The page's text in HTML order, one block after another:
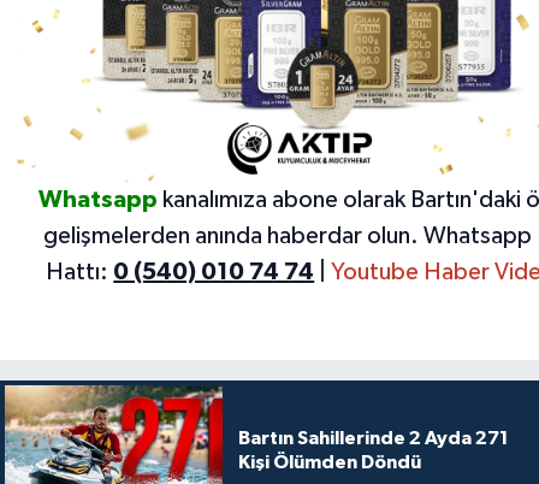
Whatsapp kanalımıza abone olarak Bartın'daki
gelişmelerden anında haberdar olun. Whatsapp
Hattı: 0 (540) 010 74 74 |Youtube Haber
Bartın Sahillerinde 2 Ayda 271
Kişi Ölümden Döndü